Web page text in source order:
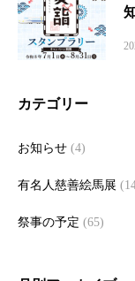
カテゴリー
お知らせ (4)
有名人慈善絵馬展
祭事の予定 (65)